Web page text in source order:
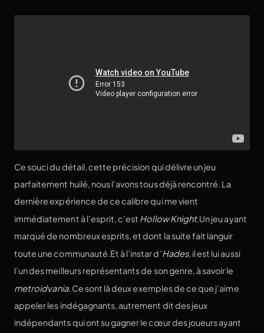
Ce souci du détail, cette précision qui délivre un jeu
parfaitement huilé, nous l’avons tous déjà rencontré. La
dernière expérience de ce calibre qui me vient
immédiatement à l’esprit, c’est Hollow Knight.Un jeu ayant
marqué de nombreux esprits, et dont la suite fait languir
toute une communauté.Et à l’instar d’Hades, il est lui aussi
l’un des meilleurs représentants de son genre, à savoir le
metroidvania. Ce sont là deux exemples de ce que j’aime
appeler les indégagnants, autrement dit des jeux
indépendants qui ont su gagner le cœur des joueurs ayant